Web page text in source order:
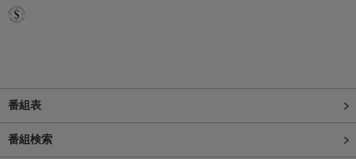
番組表
番組検索